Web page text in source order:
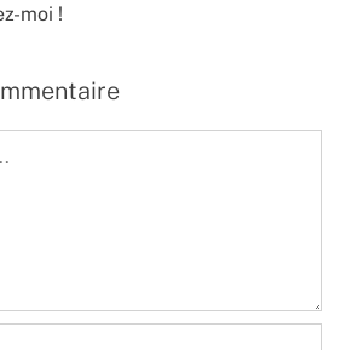
moi !